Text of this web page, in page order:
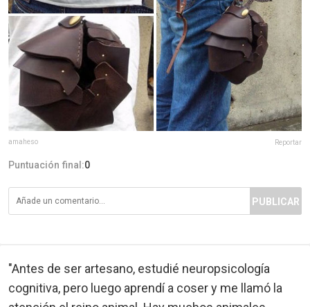
amaheso Reportar
Puntuación final:0
PUBLICAR
"Antes de ser artesano, estudié neuropsicología
cognitiva, pero luego aprendí a coser y me llamó la